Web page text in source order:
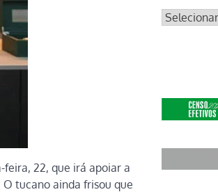
feira, 22, que irá apoiar a
tucano ainda frisou que
ARQUIVOS